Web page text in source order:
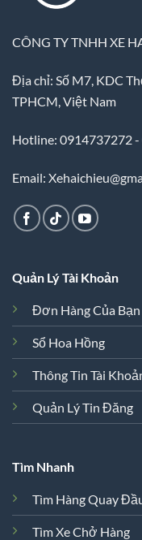
CÔNG TY TNHH XE
Địa chỉ: Số M7, KDC
TPHCM, Việt Nam
Hotline: 0914737272
Email:
Quản Lý Tài Khoản
Đơn Hàng Của Bạn
Sổ Hoa Hồng
Thông Tin Tài
Quản Lý Tin Đăng
Tìm Nhanh
Tìm Hàng Quay
Tìm Xe Chở Hàng